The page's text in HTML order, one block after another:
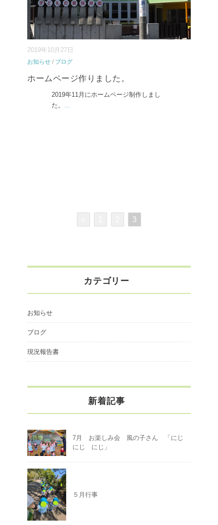
2019年10月27日
お知らせ / ブログ
ホームページ作りました。
2019年11月にホームページ制作しまし
た。 ...
3
カテゴリー
お知らせ
ブログ
現況報告書
新着記事
7月 お楽しみ会 風の子さん 「にじ
にじ にじ」
５月行事